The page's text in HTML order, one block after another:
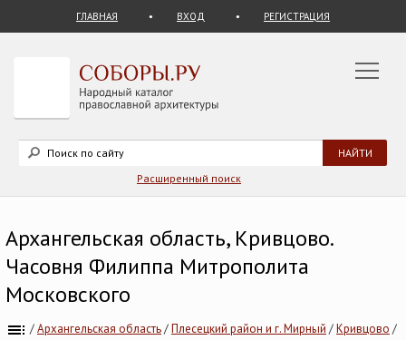
ГЛАВНАЯ ВХОД РЕГИСТРАЦИЯ
Расширенный поиск
Архангельская область, Кривцово.
Часовня Филиппа Митрополита
Московского
/Архангельская область/Плесецкий район и г. Мирный /Кривцово /